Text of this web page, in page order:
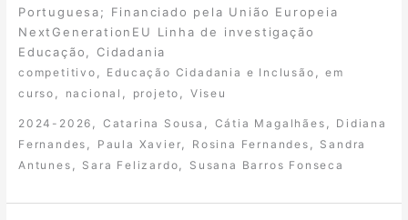
Portuguesa; Financiado pela União Europeia
NextGenerationEU Linha de investigação
Educação, Cidadania
competitivo Educação Cidadania e Inclusão ,em
curso
nacional projeto Viseu
2024-2026 Catarina Sousa Cátia Magalhães
Didiana
Fernandes
Paula Xavier Rosina Fernandes
Sandra
Antunes
Sara Felizardo Susana Barros Fonseca